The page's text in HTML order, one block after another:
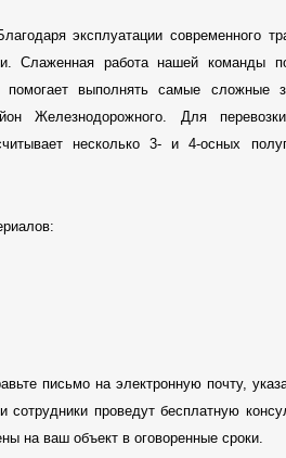
эксплуатации современного
Слаженная работа нашей команды
помогает выполнять самые сложные
Железнодорожного. Для
несколько 3- и 4-осных
письмо на электронную почту,
проведут бесплатную
на ваш объект в оговоренные сроки.